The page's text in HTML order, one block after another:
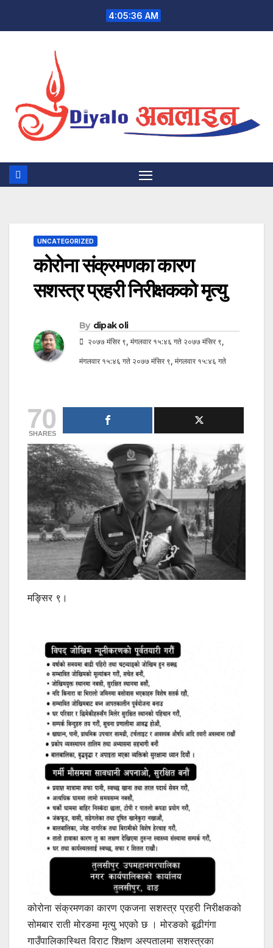
4:05:37 AM
UNCATEGORIZED
कोरोना संक्रमणका कारण
सशस्त्र प्रहरी निरीक्षकको मृत्यु
By dipak oli
२०७७ मंसिर ९, मंगलवार १५:४६ गते २०७७ मंसिर ९,
मंगलवार १५:४६ गते २०७७ मंसिर ९, मंगलवार १५:४६ गते
70
SHARES
मङ्सिर ९।
कोरोना संक्रमणका कारण एकजना सशस्त्र प्रहरी निरीक्षकको
सोमबार राती मोरङमा मृत्यु भएको छ । मोरङको बूढीगंगा
गाउँपालिकास्थित विराट शिक्षण अस्पतालमा सशस्त्रका